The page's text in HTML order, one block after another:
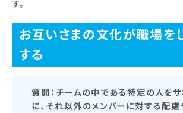
す。
お互いさまの文化が職場を
する
質問： チームの中である特定の人を
に、それ以外のメンバーに対する配